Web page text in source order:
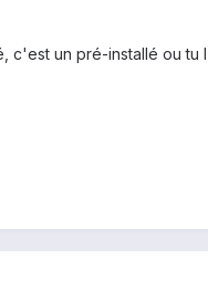
c'est un pré-installé ou